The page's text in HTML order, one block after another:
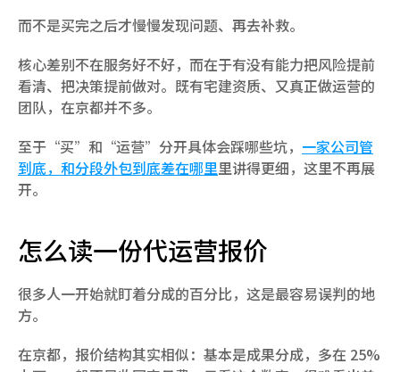
而不是买完之后才慢慢发现问题、再去补救。
核心差别不在服务好不好，而在于有没有能力把风险提前
看清、把决策提前做对。既有宅建资质、又真正做运营的
团队，在京都并不多。
至于“买”和“运营”分开具体会踩哪些坑， 一家公司管
到底，和分段外包到底差在哪里里讲得更细，这里不再展
开。
怎么读一份代运营报价
很多人一开始就盯着分成的百分比，这是最容易误判的地
方。
在京都，报价结构其实相似：基本是成果分成，多在 25%